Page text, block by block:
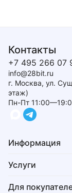
Контакты
+7 495 266 07
info@28bit.ru
г. Москва, ул.
этаж)
Пн-Пт
Информация
Услуги
Для